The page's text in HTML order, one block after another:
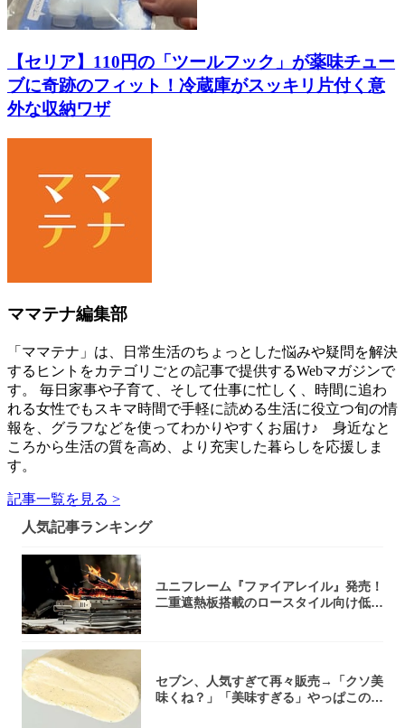
【セリア】110円の「ツールフック」が薬味チュー
ブに奇跡のフィット！冷蔵庫がスッキリ片付く意
外な収納ワザ
ママテナ編集部
「ママテナ」は、日常生活のちょっとした悩みや疑問を解決
するヒントをカテゴリごとの記事で提供するWebマガジンで
す。 毎日家事や子育て、そして仕事に忙しく、時間に追わ
れる女性でもスキマ時間で手軽に読める生活に役立つ旬の情
報を、グラフなどを使ってわかりやすくお届け♪ 身近なと
ころから生活の質を高め、より充実した暮らしを応援しま
す。
記事一覧を見る >
人気記事ランキング
ユニフレーム『ファイアレイル』発売！
二重遮熱板搭載のロースタイル向け低型
セブン、人気すぎて再々販売→「クソ美
味くね？」「美味すぎる」やっぱこのク